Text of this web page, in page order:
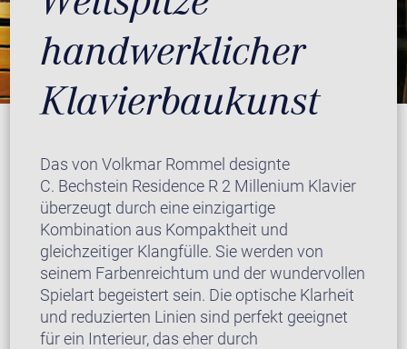
handwerklicher
Klavierbaukunst
Das von Volkmar Rommel designte
C. Bechstein Residence R 2 Millenium Klavier
überzeugt durch eine einzigartige
Kombination aus Kompaktheit und
gleichzeitiger Klangfülle. Sie werden von
seinem Farbenreichtum und der wundervollen
Spielart begeistert sein. Die optische Klarheit
und reduzierten Linien sind perfekt geeignet
für ein Interieur, das eher durch